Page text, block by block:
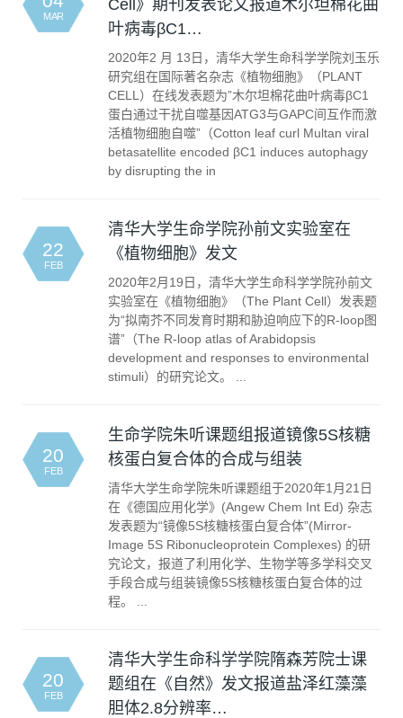
MAR
Cell》期刊发表论文报道木尔坦棉花曲
叶病毒βC1…
2020年2 月 13日，清华大学生命科学学院刘玉乐
研究组在国际著名杂志《植物细胞》（PLANT
CELL）在线发表题为”木尔坦棉花曲叶病毒βC1
蛋白通过干扰自噬基因ATG3与GAPC间互作而激
活植物细胞自噬”（Cotton leaf curl Multan viral
betasatellite encoded βC1 induces autophagy
by disrupting the in
22
FEB
清华大学生命学院孙前文实验室在
《植物细胞》发文
2020年2月19日，清华大学生命科学学院孙前文
实验室在《植物细胞》（The Plant Cell）发表题
为“拟南芥不同发育时期和胁迫响应下的R-loop图
谱”（The R-loop atlas of Arabidopsis
development and responses to environmental
stimuli）的研究论文。 ...
20
FEB
生命学院朱听课题组报道镜像5S核糖
核蛋白复合体的合成与组装
清华大学生命学院朱听课题组于2020年1月21日
在《德国应用化学》(Angew Chem Int Ed) 杂志
发表题为“镜像5S核糖核蛋白复合体”(Mirror-
Image 5S Ribonucleoprotein Complexes) 的研
究论文，报道了利用化学、生物学等多学科交叉
手段合成与组装镜像5S核糖核蛋白复合体的过
程。 ...
20
FEB
清华大学生命科学学院隋森芳院士课
题组在《自然》发文报道盐泽红藻藻
胆体2.8分辨率…